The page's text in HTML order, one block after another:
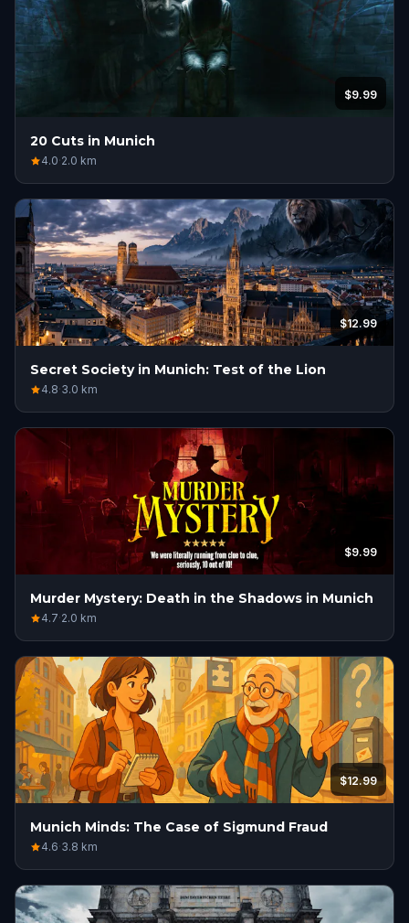
$9.99
20 Cuts in Munich
4.0·2.0 km
$12.99
Secret Society in Munich: Test of the Lion
4.8·3.0 km
$9.99
Murder Mystery: Death in the Shadows in Munich
4.7·2.0 km
$12.99
Munich Minds: The Case of Sigmund Fraud
4.6·3.8 km